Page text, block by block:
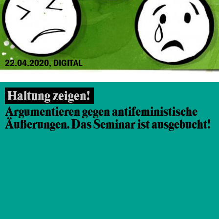
22.04.2020, DIGITAL
Haltung zeigen!
Argumentieren gegen antifeministische
Äußerungen. Das Seminar ist ausgebucht!